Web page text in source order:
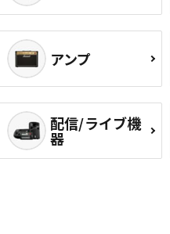
アンプ
配信/ライブ機
器